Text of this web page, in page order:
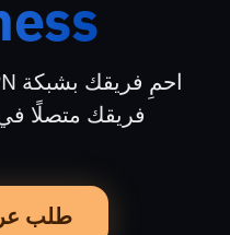
فريقك متصلًا
طلب